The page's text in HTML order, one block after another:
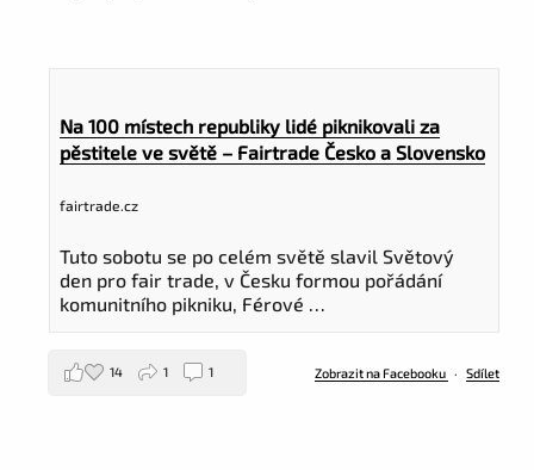
Na 100 místech republiky lidé piknikovali za
pěstitele ve světě – Fairtrade Česko a Slovensko
fairtrade.cz
Tuto sobotu se po celém světě slavil Světový
den pro fair trade, v Česku formou pořádání
komunitního pikniku, Férové …
Zobrazit na Facebooku · Sdílet
14 1 1